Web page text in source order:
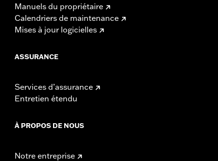
Manuels du propriétaire
Calendriers de maintenance
Mises à jour logicielles
ASSURANCE
Services d’assurance
Entretien étendu
À PROPOS DE NOUS
Notre entreprise